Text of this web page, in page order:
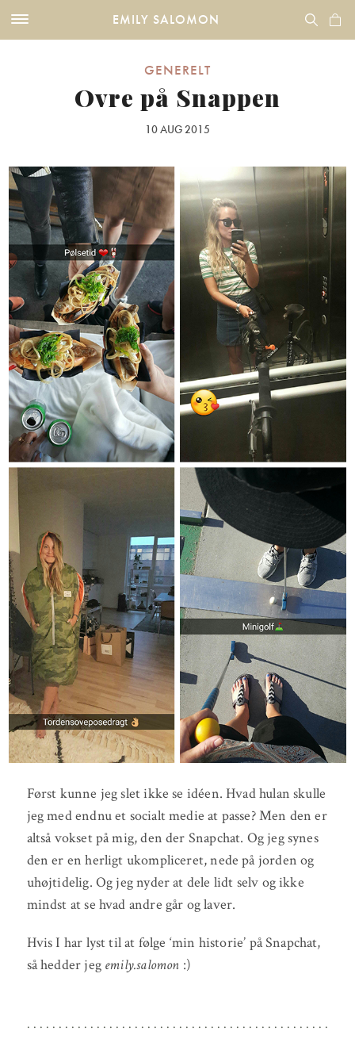
EMILY SALOMON
GENERELT
Ovre på Snappen
10 AUG 2015
Først kunne jeg slet ikke se idéen. Hvad hulan skulle
jeg med endnu et socialt medie at passe? Men den er
altså vokset på mig, den der Snapchat. Og jeg synes
den er en herligt ukompliceret, nede på jorden og
uhøjtidelig. Og jeg nyder at dele lidt selv og ikke
mindst at se hvad andre går og laver.
Hvis I har lyst til at følge ‘min historie’ på Snapchat,
så hedder jeg emily.salomon :)